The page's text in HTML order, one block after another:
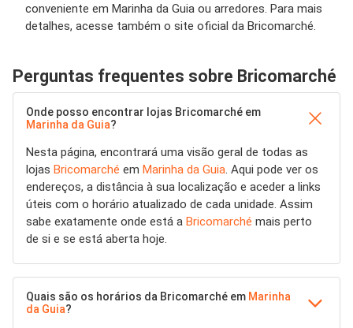
conveniente em Marinha da Guia ou arredores. Para mais
detalhes, acesse também o site oficial da Bricomarché.
Perguntas frequentes sobre Bricomarché
Onde posso encontrar lojas Bricomarché em
Marinha da Guia?
Nesta página, encontrará uma visão geral de todas as
lojas Bricomarché em Marinha da Guia. Aqui pode ver os
endereços, a distância à sua localização e aceder a links
úteis com o horário atualizado de cada unidade. Assim
sabe exatamente onde está a Bricomarché mais perto
de si e se está aberta hoje.
Quais são os horários da Bricomarché em Marinha
da Guia?